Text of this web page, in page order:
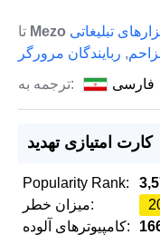
Mezo تبلیغاتی
, ربایندگان مرورگر
ترجمه به:
فارسی
کارت امتیازی تهدید
Popularity Rank:
میزان خطر:
کامپیوترهای آلوده: